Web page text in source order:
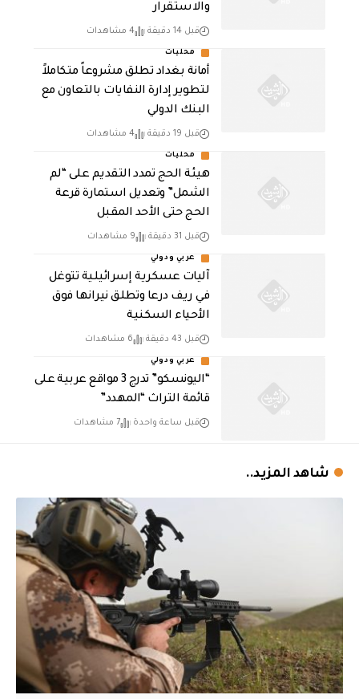
والاستقرار
قبل 14 دقيقة 4 مشاهدات
محليات
أمانة بغداد تطلق مشروعاً متكاملاً
لتطوير إدارة النفايات بالتعاون مع
البنك الدولي
قبل 19 دقيقة 4 مشاهدات
محليات
هيئة الحج تمدد التقديم على “لم
الشمل” وتعديل استمارة قرعة
الحج حتى الأحد المقبل
قبل 31 دقيقة 9 مشاهدات
عربي ودولي
آليات عسكرية إسرائيلية تتوغل
في ريف درعا وتطلق نيرانها فوق
الأحياء السكنية
قبل 43 دقيقة 6 مشاهدات
عربي ودولي
“اليونسكو” تدرج 3 مواقع عربية على
قائمة التراث “المهدد”
قبل ساعة واحدة 7 مشاهدات
شاهد المزيد..